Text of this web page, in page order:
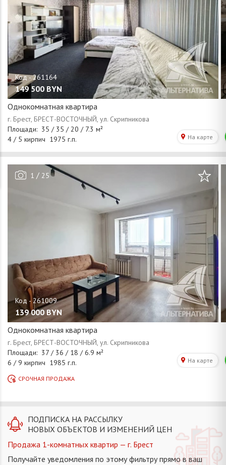
149 500 BYN
Однокомнатная квартира
1 / 25
139 000 BYN
Однокомнатная квартира
ПОДПИСКА НА РАССЫЛКУ
НОВЫХ ОБЪЕКТОВ И ИЗМЕНЕНИЙ ЦЕН
Продажа 1-комнатных квартир — г. Брест
Получайте уведомления по этому фильтру прямо в ваш